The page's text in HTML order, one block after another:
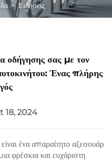
>Ειδήσεις
οδήγησης σας με τον
Ένας πλήρης
18, 2024
είναι ένα απαραίτητο αξεσουάρ
φρέσκια και ευχάριστη